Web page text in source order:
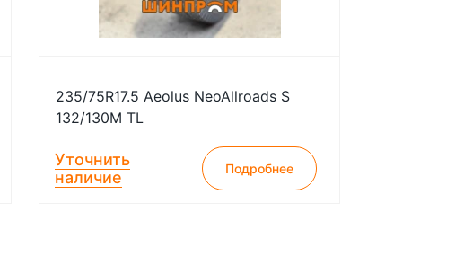
235/75R17.5 Aeolus NeoAllroads S
132/130M TL
Уточнить
наличие
Подробнее